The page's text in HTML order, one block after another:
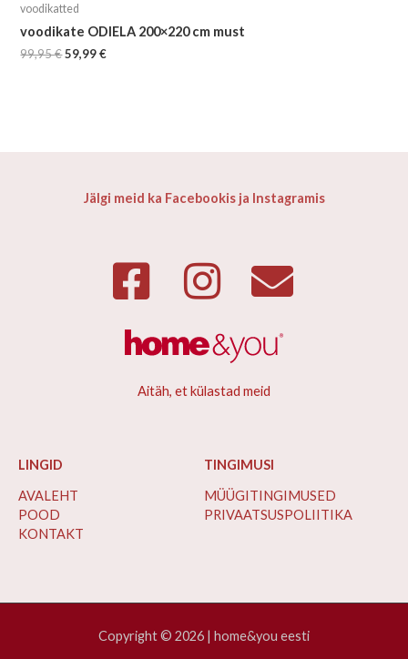
voodikatted
voodikate ODIELA 200×220 cm must
99,95€59,99€
Jälgi meid ka Facebookis ja Instagramis
Aitäh, et külastad meid
LINGID
AVALEHT
POOD
KONTAKT
TINGIMUSI
MÜÜGITINGIMUSED
PRIVAATSUSPOLIITIKA
Copyright © 2026 | home&you eesti